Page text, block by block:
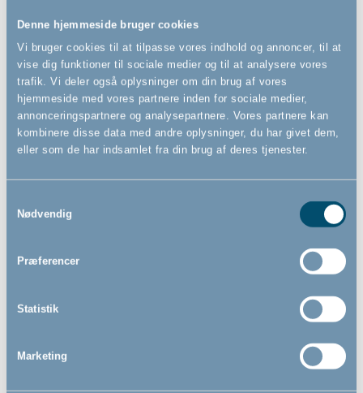
Denne hjemmeside bruger cookies
Vi bruger cookies til at tilpasse vores indhold og annoncer, til at
vise dig funktioner til sociale medier og til at analysere vores
trafik. Vi deler også oplysninger om din brug af vores
hjemmeside med vores partnere inden for sociale medier,
annonceringspartnere og analysepartnere. Vores partnere kan
kombinere disse data med andre oplysninger, du har givet dem,
eller som de har indsamlet fra din brug af deres tjenester.
Nødvendig
Præferencer
Statistik
Marketing
Huskeliste:
Skiftetøj– Det kan næsten ikke undgås at børn bliver
beskidte i løbet af dagen, når de leger i sandkassen
eller skal spise madpakker. Uheldet kan også ske, hvis
bleen sidder skævt, og som vi alle ved, kan børn
pludseligt blive syge. Der er altså mange gode grunde
til at have et ekstra sæt tøj med til de små, hvis
uheldet er ude, så de hurtigt kan få rent, tørt tøj på
igen.
klima er det et must med regntøj og gummistøvler.
mindske risikoen for våde fødder, når der plaskes og
Flyverdragt (eller softshell-dragt)
– Hvis barnet
starter i vuggestue om vinteren, er det vigtigt med en